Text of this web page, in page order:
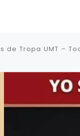
de Tropa UMT –